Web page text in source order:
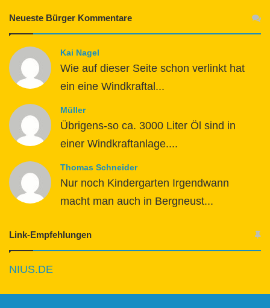
Neueste Bürger Kommentare
Kai Nagel
Wie auf dieser Seite schon verlinkt hat
ein eine Windkraftal...
Müller
Übrigens-so ca. 3000 Liter Öl sind in
einer Windkraftanlage....
Thomas Schneider
Nur noch Kindergarten Irgendwann
macht man auch in Bergneust...
Link-Empfehlungen
NIUS.DE